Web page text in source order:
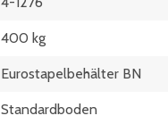
400 kg
Eurostapelbehälter BN
Standardboden